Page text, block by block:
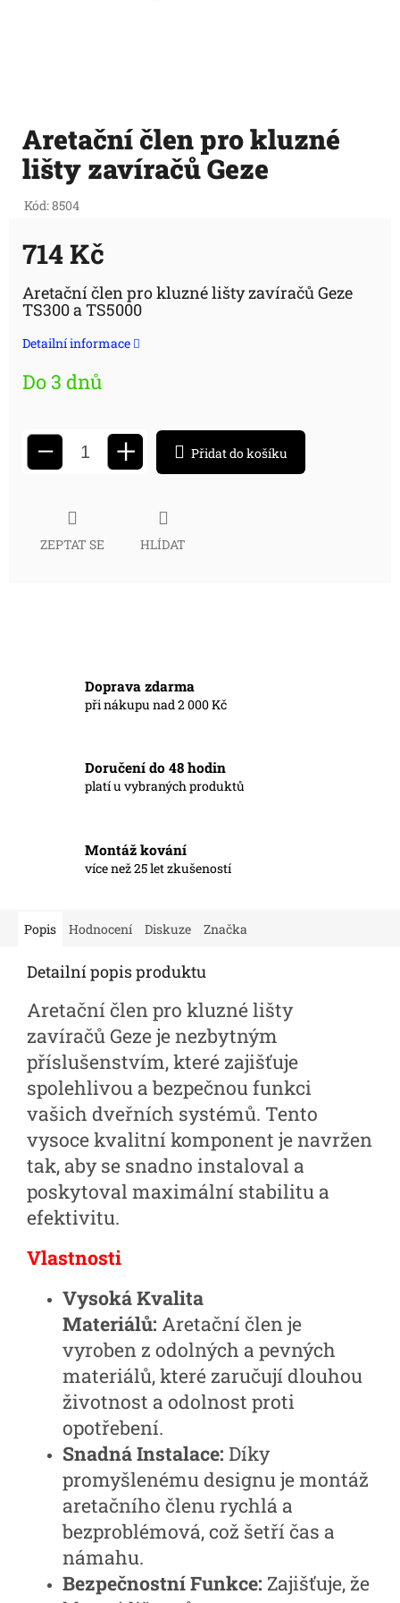
Aretační člen pro kluzné
lišty zavíračů Geze
Kód:8504
714 Kč
Měrná
cena:
Aretační člen pro kluzné lišty zavíračů Geze
TS300 a TS5000
Detailní informace
Do 3 dnů
− + Přidat do košíku
ZEPTAT SE HLÍDAT
Doprava zdarma
při nákupu nad 2 000 Kč
Doručení do 48 hodin
platí u vybraných produktů
Montáž kování
více než 25 let zkušeností
Popis Hodnocení Diskuze Značka
Detailní popis produktu
Aretační člen pro kluzné lišty
zavíračů Geze je nezbytným
příslušenstvím, které zajišťuje
spolehlivou a bezpečnou funkci
vašich dveřních systémů. Tento
vysoce kvalitní komponent je navržen
tak, aby se snadno instaloval a
poskytoval maximální stabilitu a
efektivitu.
Vlastnosti
Vysoká Kvalita
Materiálů: Aretační člen je
vyroben z odolných a pevných
materiálů, které zaručují dlouhou
životnost a odolnost proti
opotřebení.
Snadná Instalace: Díky
promyšlenému designu je montáž
aretačního členu rychlá a
bezproblémová, což šetří čas a
námahu.
Bezpečnostní Funkce: Zajišťuje, že